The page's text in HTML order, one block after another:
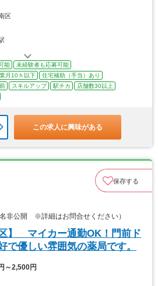
区
能
未経験者も応募可能
月10ｈ以下
住宅補助（手当）あり
スキルアップ 駅チカ
店舗数30以上
この求人に興味がある
保存する
非公開 ※詳細はお問合せください）
】 マイカー通勤OK！門前ド
で優しい雰囲気の薬局です。
～2,500円